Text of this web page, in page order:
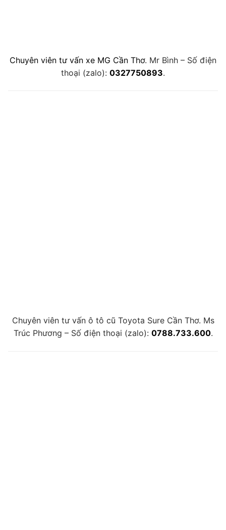
Chuyên viên tư vấn xe MG Cần Thơ. Mr Bình – Số điện
thoại (zalo): 0327750893.
Chuyên viên tư vấn ô tô cũ Toyota Sure Cần Thơ. Ms
Trúc Phương – Số điện thoại (zalo): 0788.733.600.